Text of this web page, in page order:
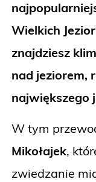
Wielkich
znajdziesz
nad jeziorem,
największego
W tym
Mikołajek,
zwiedzanie